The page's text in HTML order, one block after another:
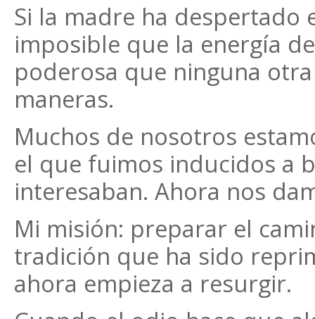
Si la madre ha despertado
imposible que la energía
poderosa que ninguna
maneras.
Muchos de nosotros
el que fuimos inducidos a
interesaban. Ahora nos
Mi misión: preparar el
tradición que ha sido
ahora empieza a resurgir.